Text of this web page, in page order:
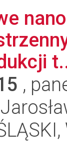
,